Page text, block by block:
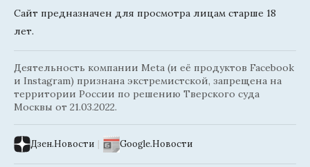
Сайт предназначен для просмотра лицам старше 18
лет.
Деятельность компании Meta (и её продуктов Facebook
и Instagram) признана экстремистской, запрещена на
территории России по решению Тверского суда
Москвы от 21.03.2022.
Дзен.Новости | Google.Новости